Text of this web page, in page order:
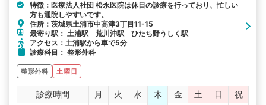
特徴：医療法人社団 松永医院は休日の診療を行っており、忙しい
方も通院しやすいです。
住所：茨城県土浦市中高津3丁目11-15
最寄り駅： 土浦駅 荒川沖駅 ひたち野うしく駅
アクセス：土浦駅から車で5分
診療科目： 整形外科
整形外科 土曜日
診療時間 月 火 水 木 金 土 日
祝